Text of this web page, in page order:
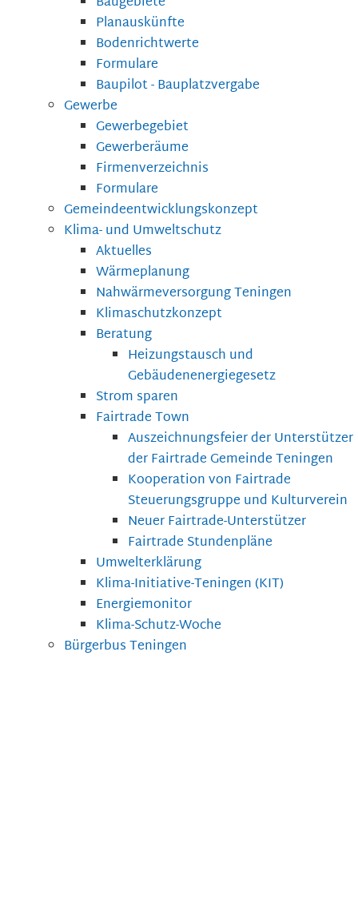
Planauskünfte
Bodenrichtwerte
Formulare
Baupilot - Bauplatzvergabe
Gewerbe
Gewerbegebiet
Gewerberäume
Firmenverzeichnis
Formulare
Gemeindeentwicklungskonzept
Klima- und Umweltschutz
Aktuelles
Wärmeplanung
Nahwärmeversorgung Teningen
Klimaschutzkonzept
Beratung
Heizungstausch und
Gebäudenenergiegesetz
Strom sparen
Fairtrade Town
Auszeichnungsfeier der Unterstützer
der Fairtrade Gemeinde Teningen
Kooperation von Fairtrade
Steuerungsgruppe und Kulturverein
Neuer Fairtrade-Unterstützer
Fairtrade Stundenpläne
Umwelterklärung
Klima-Initiative-Teningen (KIT)
Energiemonitor
Klima-Schutz-Woche
Bürgerbus Teningen